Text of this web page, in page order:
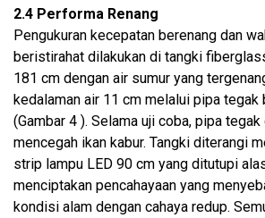
2.4 Performa Renang
Pengukuran kecepatan berenang dan
beristirahat dilakukan di tangki
181 cm dengan air sumur yang
kedalaman air 11 cm melalui pipa
(Gambar 4 ). Selama uji coba, pipa
mencegah ikan kabur. Tangki diterangi
strip lampu LED 90 cm yang ditutupi
menciptakan pencahayaan yang
kondisi alam dengan cahaya redup.